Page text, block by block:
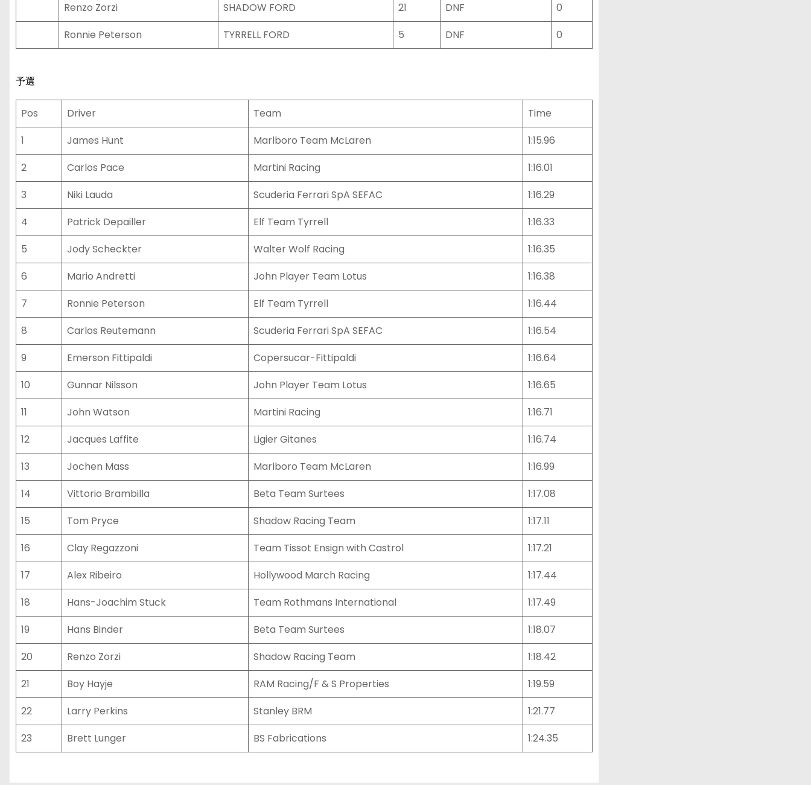
Renzo Zorzi
SHADOW FORD 21 DNF
0
Ronnie Peterson
TYRRELL FORD 5 DNF 0
予選
Pos Driver Team
Time
1
James Hunt Marlboro Team McLaren
1:15.96
2
Carlos Pace Martini Racing
1:16.01
3
Niki Lauda Scuderia Ferrari SpA SEFAC
1:16.29
4
Patrick Depailler Elf Team Tyrrell
1:16.33
5
Jody Scheckter Walter Wolf Racing
1:16.35
6
Mario Andretti John Player Team Lotus
1:16.38
7
Ronnie Peterson Elf Team Tyrrell
1:16.44
8
Carlos Reutemann Scuderia Ferrari SpA SEFAC
1:16.54
9
Emerson Fittipaldi Copersucar-Fittipaldi
1:16.64
10
Gunnar Nilsson John Player Team Lotus
1:16.65
11
John Watson Martini Racing
1:16.71
12
Jacques Laffite Ligier Gitanes
1:16.74
13
Jochen Mass Marlboro Team McLaren
1:16.99
14
Vittorio Brambilla Beta Team Surtees
1:17.08
15
Tom Pryce Shadow Racing Team
1:17.11
16
Clay Regazzoni Team Tissot Ensign with Castrol
1:17.21
17
Alex Ribeiro Hollywood March Racing
1:17.44
18
Hans-Joachim Stuck Team Rothmans International
1:17.49
19
Hans Binder Beta Team Surtees
1:18.07
20
Renzo Zorzi Shadow Racing Team
1:18.42
21
Boy Hayje RAM Racing/F & S Properties
1:19.59
22
Larry Perkins Stanley BRM
1:21.77
23
Brett Lunger BS Fabrications 1:24.35